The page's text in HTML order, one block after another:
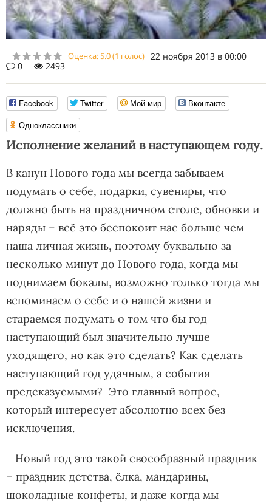
Оценка:5.0(1 голос) 22 ноября 2013 в 00:00
0
2493
Facebook Twitter Мой мир
Вконтакте
Одноклассники
Исполнение желаний в наступающем году.
В канун Нового года мы всегда забываем
подумать о себе, подарки, сувениры, что
должно быть на праздничном столе, обновки и
наряды – всё это беспокоит нас больше чем
наша личная жизнь, поэтому буквально за
несколько минут до Нового года, когда мы
поднимаем бокалы, возможно только тогда мы
вспоминаем о себе и о нашей жизни и
стараемся подумать о том что бы год
наступающий был значительно лучше
уходящего, но как это сделать? Как сделать
наступающий год удачным, а события
предсказуемыми? Это главный вопрос,
который интересует абсолютно всех без
исключения.
Новый год это такой своеобразный праздник
– праздник детства, ёлка, мандарины,
шоколадные конфеты, и даже когда мы